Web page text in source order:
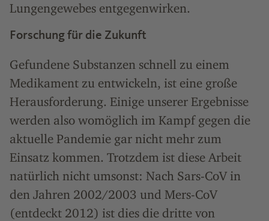
Lungengewebes entgegenwirken.
Forschung für die Zukunft
Gefundene Substanzen schnell zu einem
Medikament zu entwickeln, ist eine große
Herausforderung. Einige unserer Ergebnisse
werden also womöglich im Kampf gegen die
aktuelle Pandemie gar nicht mehr zum
Einsatz kommen. Trotzdem ist diese Arbeit
natürlich nicht umsonst: Nach Sars-CoV in
den Jahren 2002/2003 und Mers-CoV
(entdeckt 2012) ist dies die dritte von